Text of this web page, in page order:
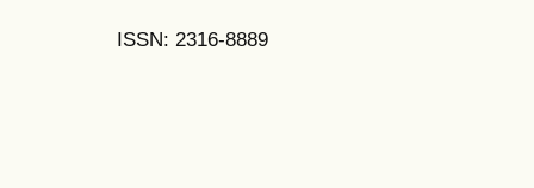
ISSN: 2316-8889